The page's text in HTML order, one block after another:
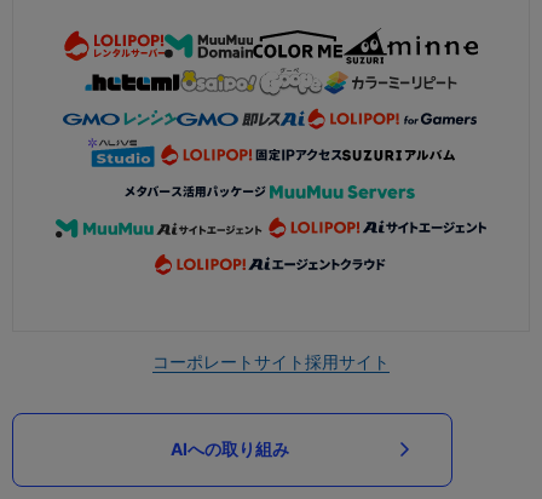
コーポレートサイト採用サイト
AIへの取り組み